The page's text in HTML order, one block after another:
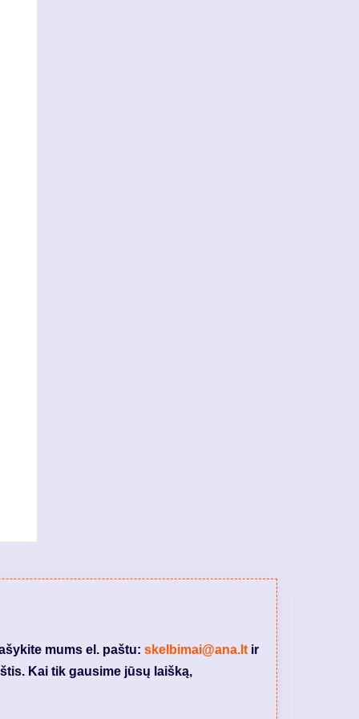
mums el. paštu: skelbimai@ana.ltir
Kai tik gausime jūsų laišką,